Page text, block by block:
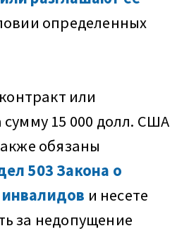
определенных
или
сумму 15 000 долл. США
обязаны
503 Закона о
и несете
за недопущение